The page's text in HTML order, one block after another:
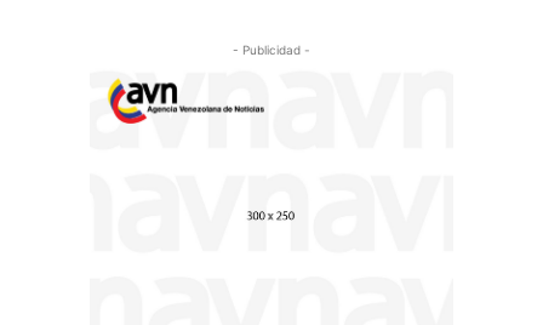
- Publicidad -